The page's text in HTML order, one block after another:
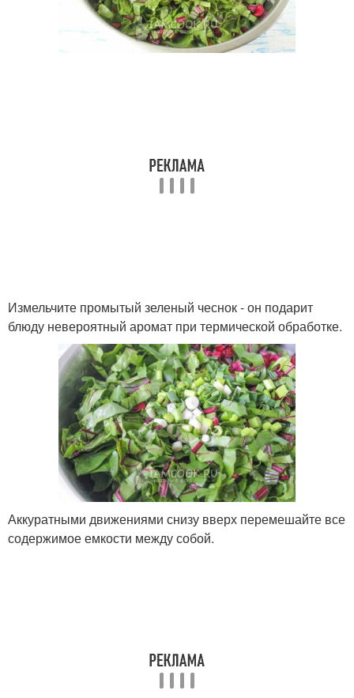
Измельчите промытый зеленый чеснок - он подарит
блюду невероятный аромат при термической обработке.
Аккуратными движениями снизу вверх перемешайте все
содержимое емкости между собой.